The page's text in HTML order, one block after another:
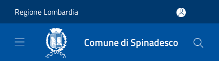
Regione Lombardia
Comune di Spinadesco